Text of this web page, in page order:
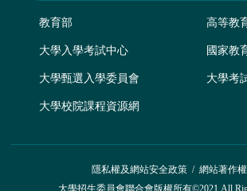
教育部 高等教
大學入學考試中心 國家教
大學甄選入學委員會 大學考
大學校院課程資源網
隱私權及網站安全政策/ 網站著作